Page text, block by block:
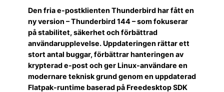
Den fria e-postklienten Thunderbird har fått en
ny version – Thunderbird 144 – som fokuserar
på stabilitet, säkerhet och förbättrad
användarupplevelse. Uppdateringen rättar ett
stort antal buggar, förbättrar hanteringen av
krypterad e-post och ger Linux-användare en
modernare teknisk grund genom en uppdaterad
Flatpak-runtime baserad på Freedesktop SDK